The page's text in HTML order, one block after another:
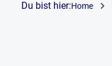
Du bist hier:Home